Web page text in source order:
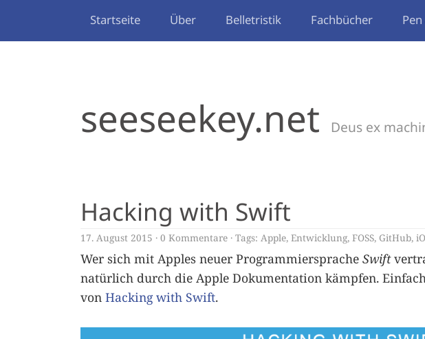
Startseite Über Belletristik Fachbücher
seeseekey.net Deus ex
Hacking with Swift
17. August 2015 0 Kommentare Tags: Apple, Entwicklung, FOSS, GitHub,
Wer sich mit Apples neuer Programmiersprache Swift
natürlich durch die Apple Dokumentation kämpfen.
von Hacking with Swift.